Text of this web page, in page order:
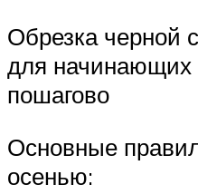
Обрезка черной
для начинающих
пошагово
Основные
осенью: